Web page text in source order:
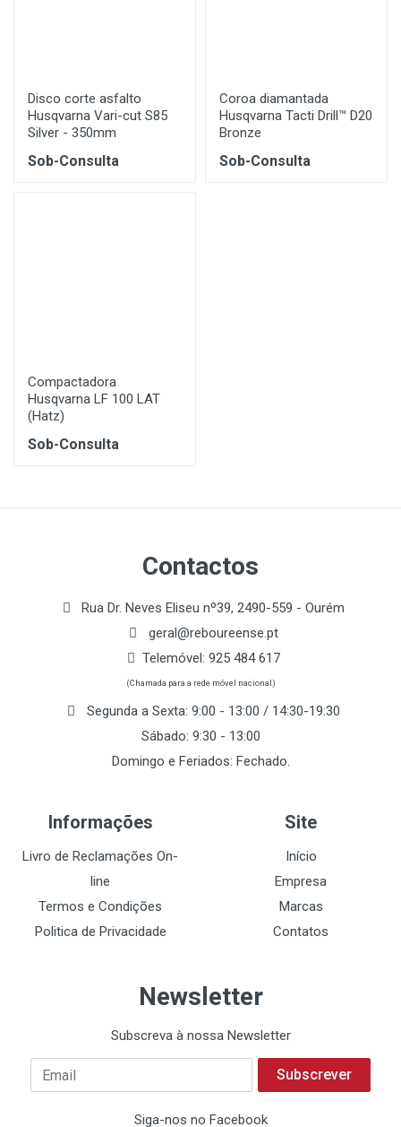
Disco corte asfalto
Husqvarna Vari-cut S85
Silver - 350mm
Sob-Consulta
Coroa diamantada
Husqvarna Tacti Drill™ D20
Bronze
Sob-Consulta
Compactadora
Husqvarna LF 100 LAT
(Hatz)
Sob-Consulta
Contactos
Rua Dr. Neves Eliseu nº39, 2490-559 - Ourém
geral@reboureense.pt
Telemóvel: 925 484 617
(Chamada para a rede móvel nacional)
Segunda a Sexta: 9:00 - 13:00 / 14:30-19:30
Sábado: 9:30 - 13:00
Domingo e Feriados: Fechado.
Informações
Livro de Reclamações On-
line
Termos e Condições
Politica de Privacidade
Site
Início
Empresa
Marcas
Contatos
Newsletter
Subscreva à nossa Newsletter
Subscrever
Siga-nos no Facebook